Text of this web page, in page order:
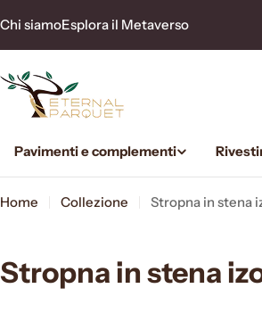
al
contenuto
Chi siamoEsplora il Metaverso
Pavimenti e complementi
Home Collezione Stropna in stena
Stropna in stena